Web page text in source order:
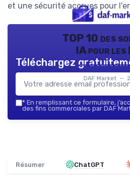
et une sécurité accrues pour
TOP 10 des
IA pour les
DAF Market —
Téléchargez
* En remplissant ce formulaire,
des fins commerciales par DAF
Résumer ChatGPT